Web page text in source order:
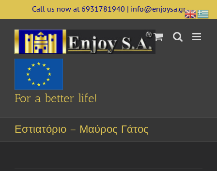
to
content
Call us now at 6931781940 | info@enjoysa.gr
For a better life!
Εστιατόριο – Μαύρος Γάτος